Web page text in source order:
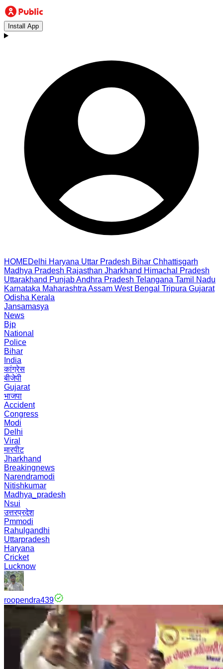
Install App
HOMEDelhi Haryana Uttar Pradesh Bihar Chhattisgarh
Madhya Pradesh Rajasthan Jharkhand Himachal Pradesh
Uttarakhand PunjabAndhra Pradesh Telangana Tamil Nadu
Karnataka Maharashtra Assam West Bengal Tripura Gujarat
Odisha Kerala
Jansamasya
News
Bjp
National
Police
Bihar
India
कांग्रेस
बीजेपी
Gujarat
भाजपा
Accident
Congress
Modi
Delhi
Viral
मारपीट
Jharkhand
Breakingnews
Narendramodi
Nitishkumar
Madhya_pradesh
Nsui
उत्तरप्रदेश
Pmmodi
Rahulgandhi
Uttarpradesh
Haryana
Cricket
Lucknow
roopendra439